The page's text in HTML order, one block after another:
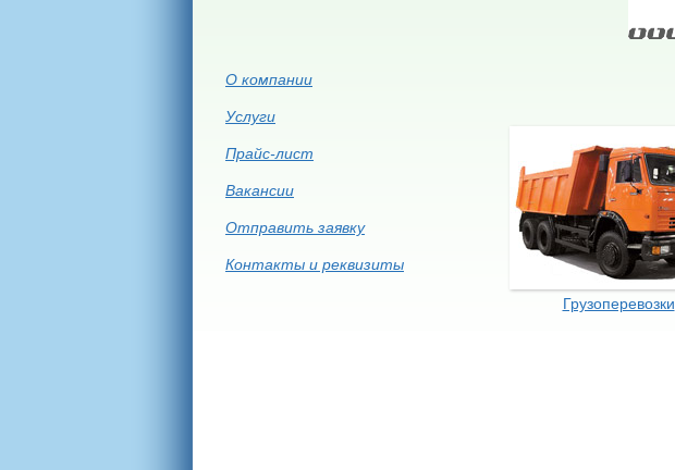
О компании
Услуги
Прайс-лист
Вакансии
Отправить заявку
Контакты и реквизиты
Грузоперевозки